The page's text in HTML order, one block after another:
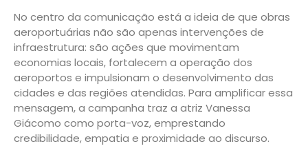
No centro da comunicação está a ideia de que obras
aeroportuárias não são apenas intervenções de
infraestrutura: são ações que movimentam
economias locais, fortalecem a operação dos
aeroportos e impulsionam o desenvolvimento das
cidades e das regiões atendidas. Para amplificar essa
mensagem, a campanha traz a atriz Vanessa
Giácomo como porta-voz, emprestando
credibilidade, empatia e proximidade ao discurso.